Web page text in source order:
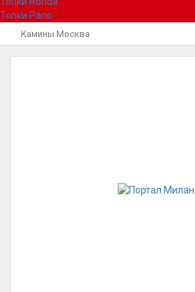
Топки Pano
Камины Москва